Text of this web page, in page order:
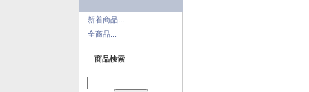
新着商品...
全商品...
商品検索